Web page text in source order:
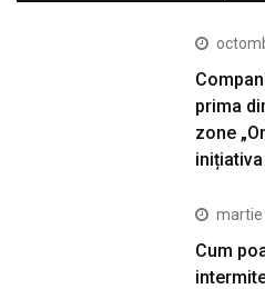
prima
zone
inițiativa
martie
Cum